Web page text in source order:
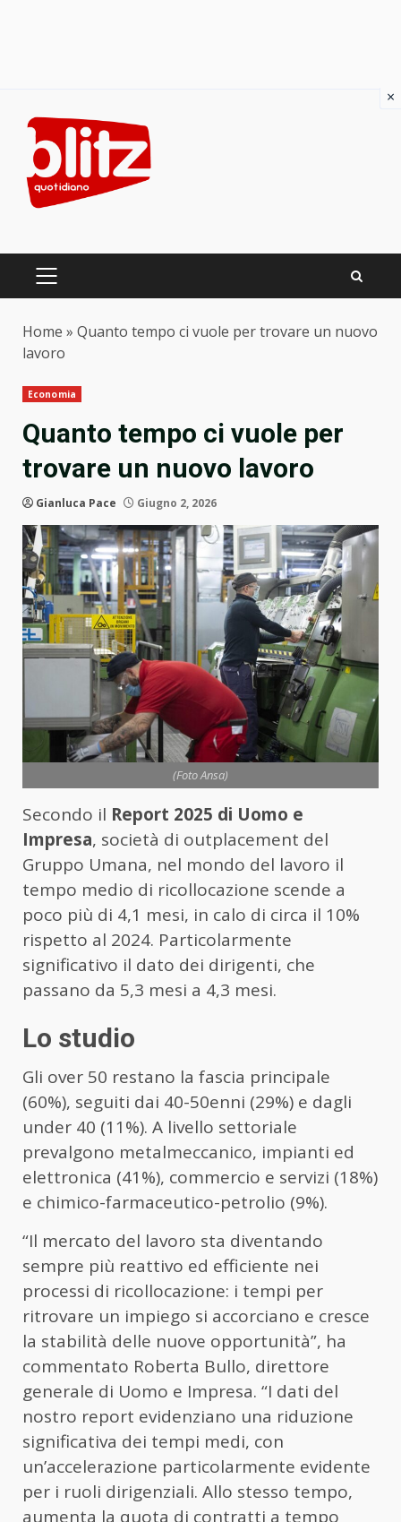
content
PRIMARY
Home » Quanto tempo ci vuole per trovare un nuovo
lavoro
Economia
Quanto tempo ci vuole per
trovare un nuovo lavoro
Gianluca Pace Giugno 2, 2026
(Foto Ansa)
Secondo il Report 2025 di Uomo e
Impresa, società di outplacement del
Gruppo Umana, nel mondo del lavoro il
tempo medio di ricollocazione scende a
poco più di 4,1 mesi, in calo di circa il 10%
rispetto al 2024. Particolarmente
significativo il dato dei dirigenti, che
passano da 5,3 mesi a 4,3 mesi.
Lo studio
Gli over 50 restano la fascia principale
(60%), seguiti dai 40-50enni (29%) e dagli
under 40 (11%). A livello settoriale
prevalgono metalmeccanico, impianti ed
elettronica (41%), commercio e servizi (18%)
e chimico-farmaceutico-petrolio (9%).
“Il mercato del lavoro sta diventando
sempre più reattivo ed efficiente nei
processi di ricollocazione: i tempi per
ritrovare un impiego si accorciano e cresce
la stabilità delle nuove opportunità”, ha
commentato Roberta Bullo, direttore
generale di Uomo e Impresa. “I dati del
nostro report evidenziano una riduzione
significativa dei tempi medi, con
un’accelerazione particolarmente evidente
per i ruoli dirigenziali. Allo stesso tempo,
aumenta la quota di contratti a tempo
×